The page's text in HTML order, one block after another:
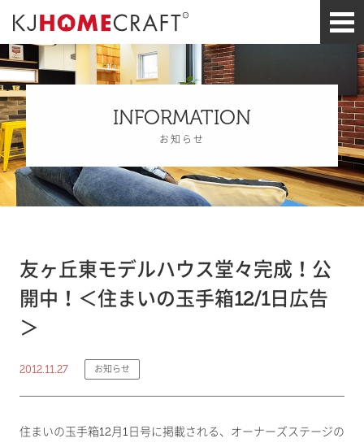
INFORMATION
お知らせ
友ヶ丘東モデルハウス堂々完成！公
開中！＜住まいの玉手箱12/1日広告
＞
2012.11.27 お知らせ
住まいの玉手箱12月1日号に掲載される、オーナーズステージの